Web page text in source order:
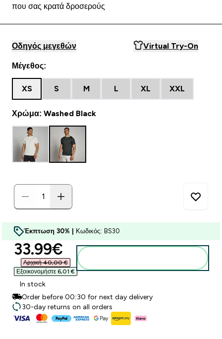
που σας κρατά δροσερούς
Οδηγός μεγεθών Virtual Try-On
Μέγεθος:
XS S M L XL XXL
Χρώμα: Washed Black
Έκπτωση 30% | Κωδικός: BS30
discounted price
33.99€‎
Αρχική 40,00 €‎
Εξοικονομήστε 6,01 €‎
In stock
Order before 00:30 for next day delivery
30-day returns on all orders